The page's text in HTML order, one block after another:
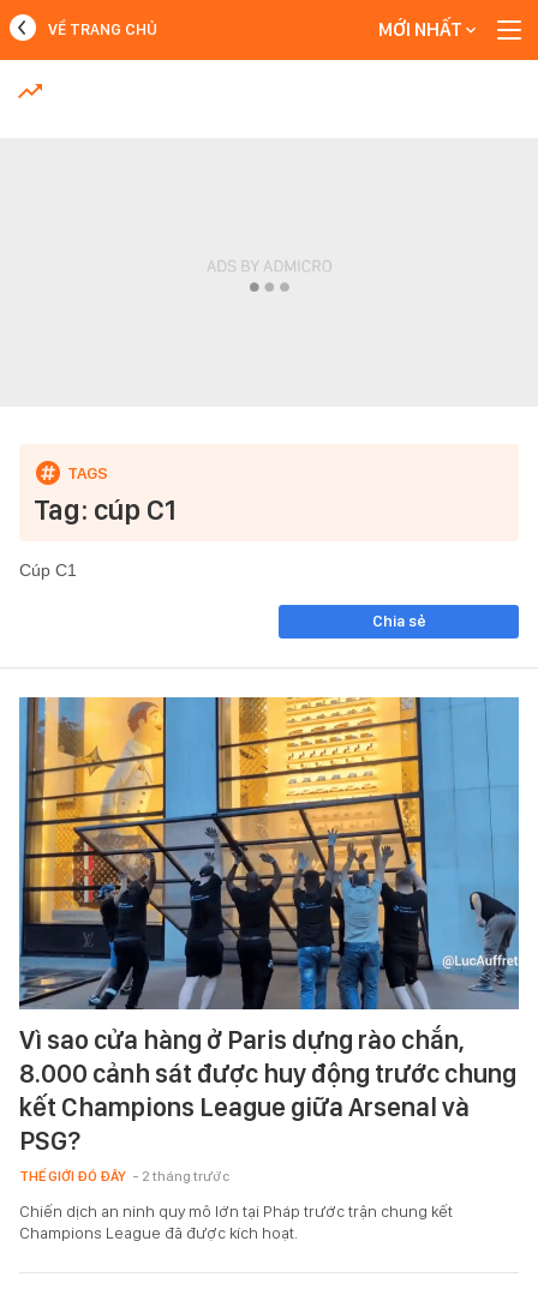
MỚI NHẤT
VỀ TRANG CHỦ MỚI NHẤT
Tag: cúp C1
Cúp C1
Chia sẻ
Vì sao cửa hàng ở Paris dựng rào chắn,
8.000 cảnh sát được huy động trước chung
kết Champions League giữa Arsenal và
PSG?
THẾ GIỚI ĐÓ ĐÂY - 2 tháng trước
Chiến dịch an ninh quy mô lớn tại Pháp trước trận chung kết
Champions League đã được kích hoạt.